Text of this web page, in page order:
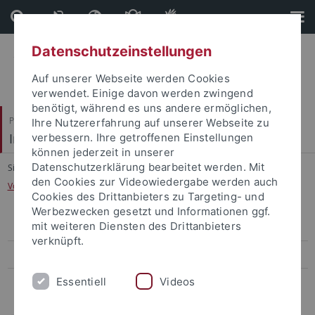
Direkt
zum
Inhalt
Direkt
zur
Fußleiste
Philosophische Fakultät
Institut für die Kulturen des Alten Orients
Sie sind hier: Startseite
...
Vorderasiatische Archäologie und Palästina-Archäologie
Ägyptologie
Vorderasiatische Archäologie und Palästina-Archäologie
Datenschutzeinstellungen
Auf unserer Webseite werden Cookies
verwendet. Einige davon werden zwingend
benötigt, während es uns andere ermöglichen,
Ihre Nutzererfahrung auf unserer Webseite zu
verbessern. Ihre getroffenen Einstellungen
können jederzeit in unserer
Datenschutzerklärung bearbeitet werden. Mit
den Cookies zur Videowiedergabe werden auch
Cookies des Drittanbieters zu Targeting- und
Werbezwecken gesetzt und Informationen ggf.
mit weiteren Diensten des Drittanbieters
verknüpft.
Essentiell Videos